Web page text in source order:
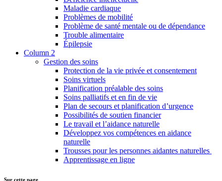
Maladie cardiaque
Problèmes de mobilité
Problème de santé mentale ou de dépendance
Trouble alimentaire
Épilepsie
Column 2
Gestion des soins
Protection de la vie privée et consentement
Soins virtuels
Planification préalable des soins
Soins palliatifs et en fin de vie
Plan de secours et planification d’urgence
Possibilités de soutien financier
Le travail et l’aidance naturelle
Développez vos compétences en aidance
naturelle
Trousses pour les personnes aidantes naturelles
Apprentissage en ligne
Sur cette page